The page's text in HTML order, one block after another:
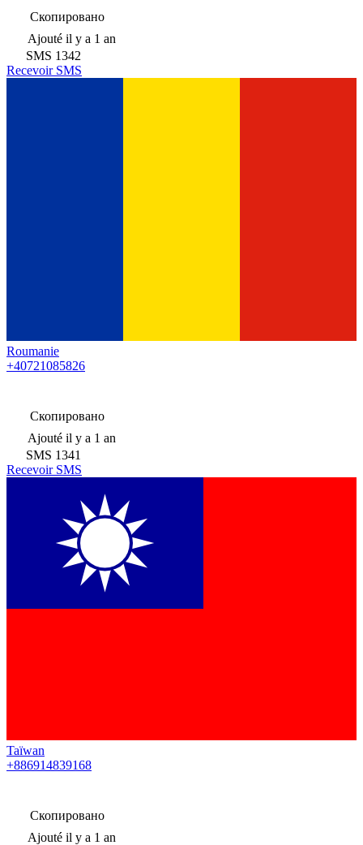
Скопировано
Ajouté il y a 1 an
SMS 1342
Recevoir SMS
Roumanie
+40721085826
Скопировано
Ajouté il y a 1 an
SMS 1341
Recevoir SMS
Taïwan
+886914839168
Скопировано
Ajouté il y a 1 an